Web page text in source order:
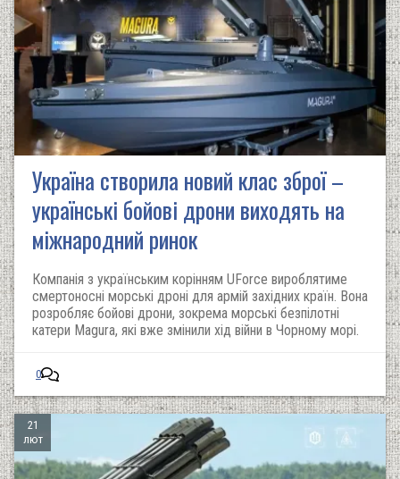
Україна створила новий клас зброї –
українські бойові дрони виходять на
міжнародний ринок
Компанія з українським корінням UForce вироблятиме
смертоносні морські дроні для армій західних країн. Вона
розробляє бойові дрони, зокрема морські безпілотні
катери Magura, які вже змінили хід війни в Чорному морі.
0
21
лют